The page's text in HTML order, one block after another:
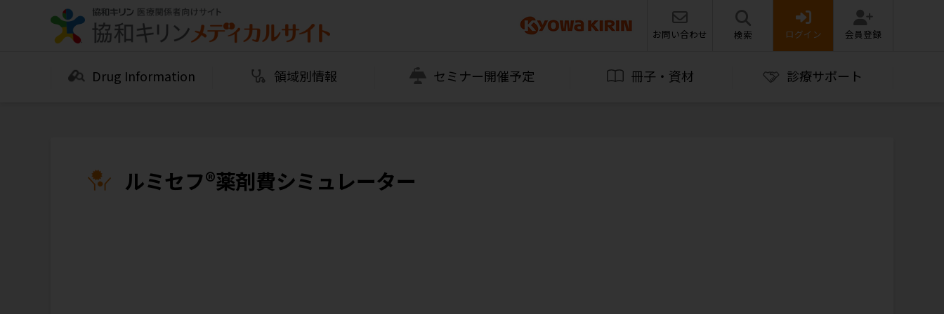
お問い合わせ 検索 ログイン 会員登録
Drug Information 領域別情報 セミナー開催予定 冊子・資材 診療サポート
ルミセフ®薬剤費シミュレーター